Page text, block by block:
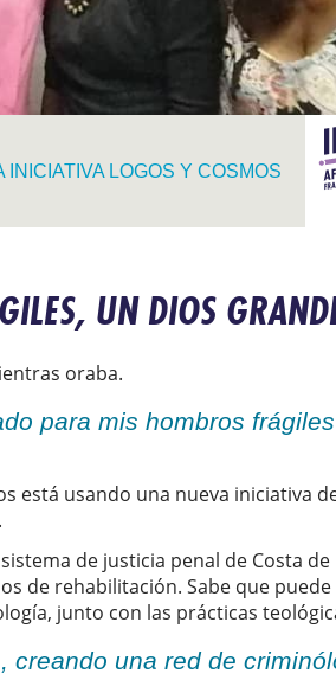
INICIATIVA LOGOS Y COSMOS
UN DIOS
oraba.
para mis hombros
está usando una nueva iniciativa
de justicia penal de Costa
de rehabilitación. Sabe que
junto con las prácticas
creando una red de